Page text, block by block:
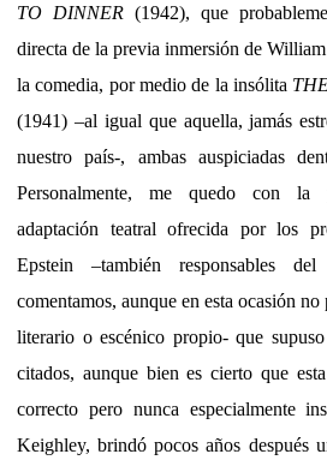
TO DINNER (1942), que
directa de la previa inmersión de
la comedia, por medio de la insólita
(1941) –al igual que aquella, jamás
nuestro país-, ambas auspiciadas
Personalmente, me quedo con la
adaptación teatral ofrecida por los
Epstein –también responsables
comentamos, aunque en esta ocasión
literario o escénico propio- que
citados, aunque bien es cierto que
correcto pero nunca especialmente
Keighley, brindó pocos años después